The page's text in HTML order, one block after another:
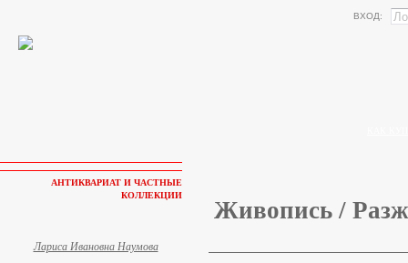
ВХОД:
Живопись /
АНТИКВАРИАТ И ЧАСТНЫЕ
КОЛЛЕКЦИИ
Лариса Ивановна Наумова